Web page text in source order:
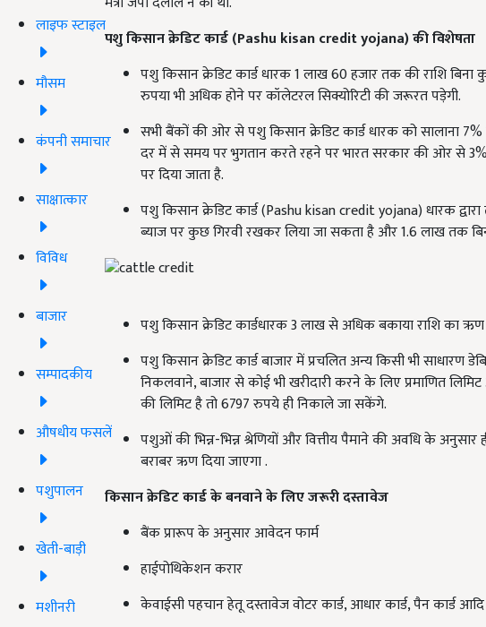
लाइफ स्टाइल
मौसम
कंपनी समाचार
साक्षात्कार
विविध
बाजार
सम्पादकीय
औषधीय फसलें
पशुपालन
खेती-बाड़ी
मशीनरी
पशु किसान क्रेडिट कार्ड (Pashu kisan credit yojana)की विशेषता
पशु किसान क्रेडिट कार्ड धारक 1 लाख 60 हजार तक की राशि
रुपया भी अधिक होने पर कॉलेटरल सिक्योरिटी की जरूरत पड़ेगी.
सभी बैंकों की ओर से पशु किसान क्रेडिट कार्ड धारक को सालाना
दर में से समय पर भुगतान करते रहने पर भारत सरकार की ओर से
पर दिया जाता है.
पशु किसान क्रेडिट कार्ड (Pashu kisan credit yojana) धारक
ब्याज पर कुछ गिरवी रखकर लिया जा सकता है और 1.6 लाख तक
पशु किसान क्रेडिट कार्डधारक 3 लाख से अधिक बकाया राशि का
पशु किसान क्रेडिट कार्ड बाजार में प्रचलित अन्य किसी भी साधारण
निकलवाने, बाजार से कोई भी खरीदारी करने के लिए प्रमाणित
की लिमिट है तो 6797 रुपये ही निकाले जा सकेंगे.
पशुओं की भिन्न-भिन्न श्रेणियों और वित्तीय पैमाने की अवधि के
बराबर ऋण दिया जाएगा .
किसान क्रेडिट कार्ड के बनवाने के लिएजरूरीदस्तावेज
बैंक प्रारूप के अनुसार आवेदन फार्म
हाईपोथिकेशन करार
केवाईसी पहचान हेतू दस्तावेज वोटर कार्ड, आधार कार्ड, पैन कार्ड आदि